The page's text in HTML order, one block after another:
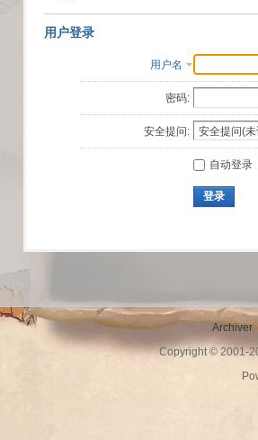
用户登录
用户名
密码:
安全提问:
自动登录
登录
Archiver
Copyright © 2001-